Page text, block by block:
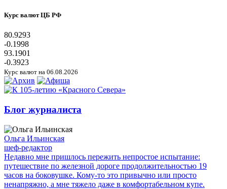
Курс валют ЦБ РФ
80.9293
-0.1998
93.1901
-0.3923
Курс валют на 06.08.2026
Блог журналиста
Ольга Ильинская
шеф-редактор
Недавно мне пришлось пережить непростое испытание:
путешествие по железной дороге продолжительностью 19
часов на боковушке. Кому-то это привычно или просто
ненапряжно, а мне тяжело даже в комфортабельном купе.